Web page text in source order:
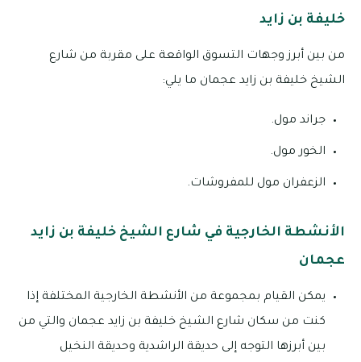
خليفة بن زايد
من بين أبرز وجهات التسوق الواقعة على مقربة من شارع
الشيخ خليفة بن زايد عجمان ما يلي:
جراند مول.
الخور مول.
الزعفران مول للمفروشات.
الأنشطة الخارجية في شارع الشيخ خليفة بن زايد
عجمان
يمكن القيام بمجموعة من الأنشطة الخارجية المختلفة إذا
كنت من سكان شارع الشيخ خليفة بن زايد عجمان والتي من
بين أبرزها التوجه إلى حديقة الراشدية وحديقة النخيل